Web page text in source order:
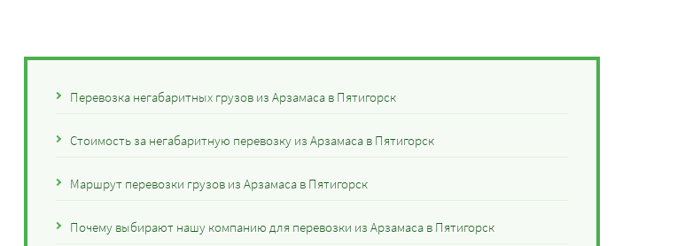
Перевозка негабаритных грузов из Арзамаса в Пятигорск
Стоимость за негабаритную перевозку из Арзамаса в Пятигорск
Маршрут перевозки грузов из Арзамаса в Пятигорск
Почему выбирают нашу компанию для перевозки из Арзамаса в Пятигорск